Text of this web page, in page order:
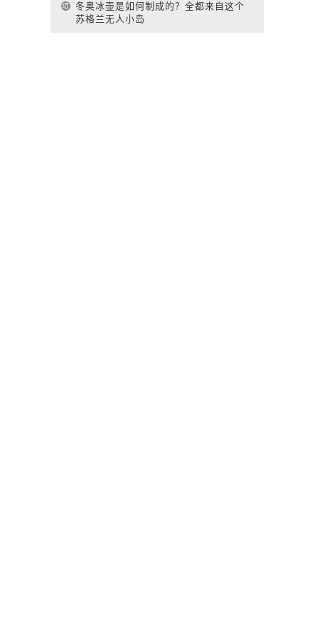
冬奥冰壶是如何制成的？全都来自这个
苏格兰无人小岛